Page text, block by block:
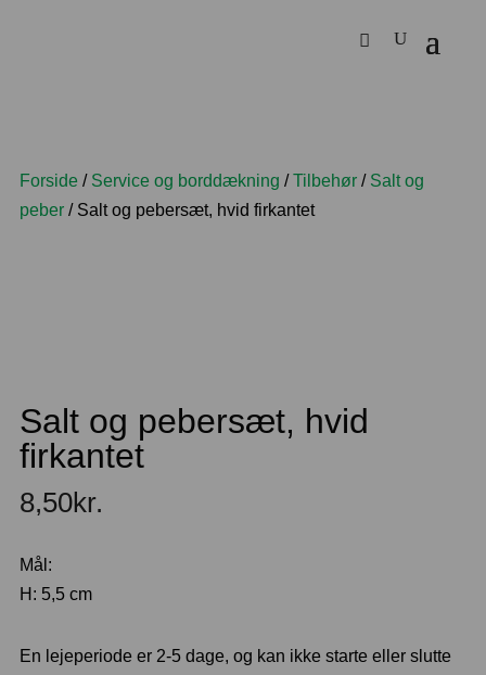
Forside / Service og borddækning /Tilbehør / Salt og
peber / Salt og pebersæt, hvid firkantet
Salt og pebersæt, hvid
firkantet
8,50kr.
Mål:
H: 5,5 cm
En lejeperiode er 2-5 dage, og kan ikke starte eller slutte